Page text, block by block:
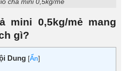
mini 0,5kg/mẻ mang
gì?
Dung [Ẩn]